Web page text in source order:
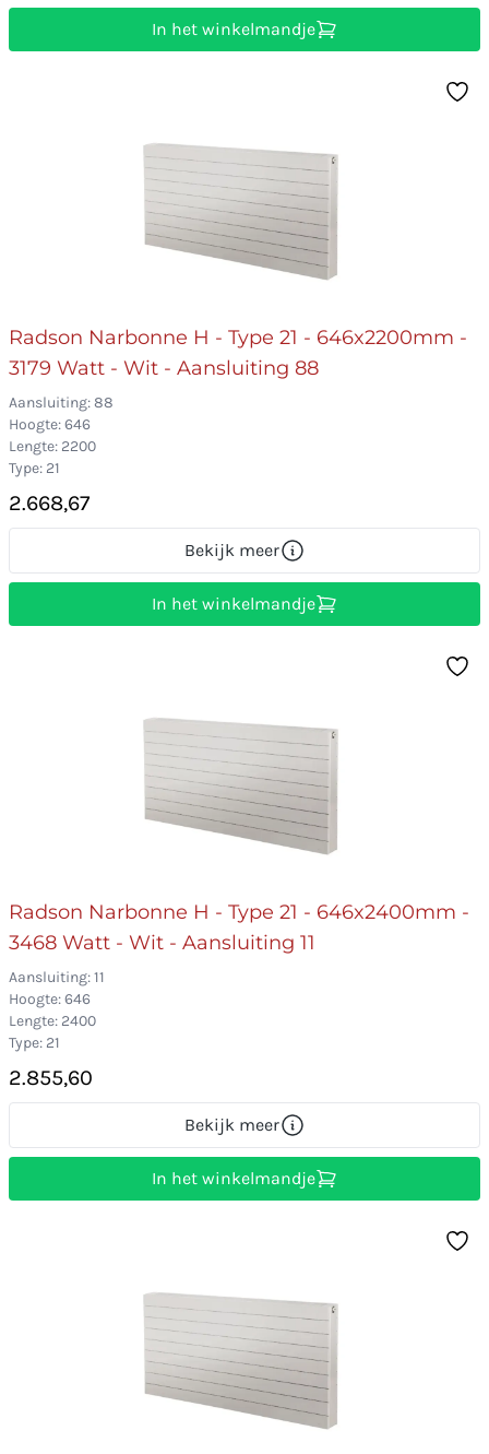
In het winkelmandje
Radson Narbonne H - Type 21 - 646x2200mm -
3179 Watt - Wit - Aansluiting 88
Aansluiting: 88
Hoogte: 646
Lengte: 2200
Type: 21
2.668,67
Bekijk meer
In het winkelmandje
Radson Narbonne H - Type 21 - 646x2400mm -
3468 Watt - Wit - Aansluiting 11
Aansluiting: 11
Hoogte: 646
Lengte: 2400
Type: 21
2.855,60
Bekijk meer
In het winkelmandje